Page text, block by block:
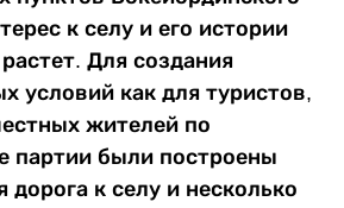
к селу и его истории
Для создания
условий как для туристов,
жителей по
партии были построены
дорога к селу и несколько